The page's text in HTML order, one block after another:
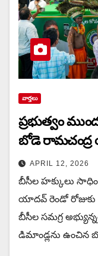
వార్త‌లు
ప్రభుత్వం
బోడె
APRIL 12, 2026
బీసీల హక్కులు
యాదవ్ రెండో రోజుకు
బీసీల సమగ్ర
డిమాండ్లను